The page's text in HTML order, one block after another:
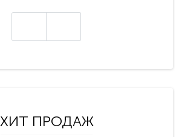
ХИТ ПРОДАЖ